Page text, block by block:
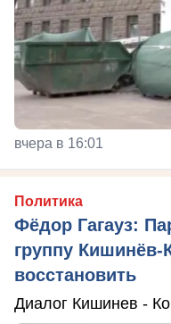
вчера в 16:01
Политика
Фёдор Гагауз:
группу
восстановить
Диалог Кишинев -